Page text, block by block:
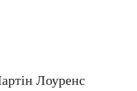
Лоуренс